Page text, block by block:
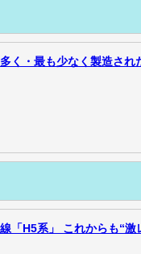
く・最も少なく製造され
「H5系」 これからも“激